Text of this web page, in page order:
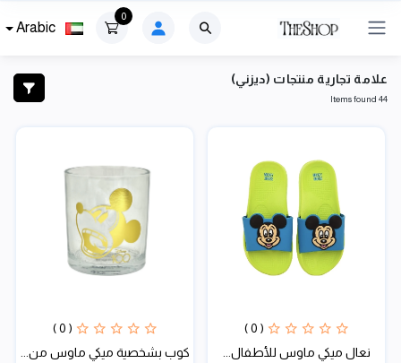
0
علامة تجارية منتجات (ديزني)
44 Items found
( 0 )
نعال ميكي ماوس للأطفال...
( 0 )
كوب بشخصية ميكي ماوس من...